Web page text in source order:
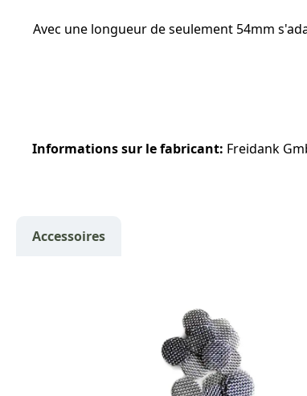
Avec une longueur de seulement 54mm
Informations sur le fabricant: Freidank
Accessoires